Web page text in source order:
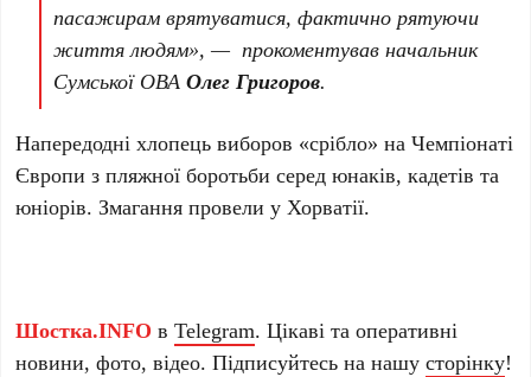
пасажирам врятуватися, фактично рятуючи
життя людям», — прокоментував начальник
Сумської ОВАОлег Григоров.
Напередодні хлопець виборов «срібло» на Чемпіонаті
Європи з пляжної боротьби серед юнаків, кадетів та
юніорів. Змагання провели у Хорватії.
Шостка.INFO вTelegram. Цікаві та оперативні
новини, фото, відео. Підписуйтесь на нашусторінку!